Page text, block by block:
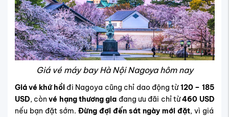
Giá vé máy bay Hà Nội Nagoya hôm nay
Giá vé khứ hồiđi Nagoya cũng chỉ dao động từ120 – 185
USD, cònvé hạng thương gia đang ưu đãi chỉ từ460 USD
nếu bạn đặt sớm. Đừng đợi đến sát ngày mới đặt, vì giá